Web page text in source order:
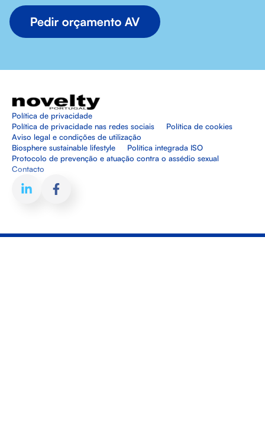
Política de privacidade
Política de privacidade nas redes sociais
Política de cookies
Aviso legal e condições de utilização
Biosphere sustainable lifestyle
Política integrada ISO
Protocolo de prevenção e atuação contra o assédio sexual
Contacto